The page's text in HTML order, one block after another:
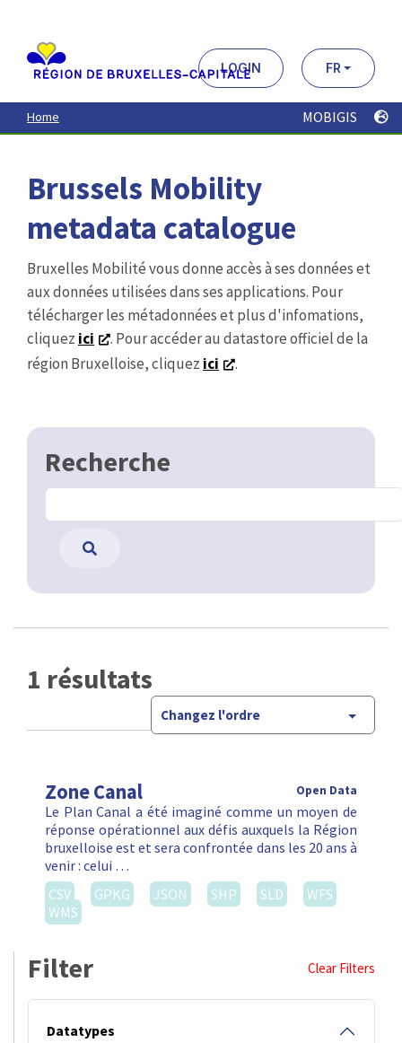
contenu
principal
LOGIN FR
Home MOBIGIS
Brussels Mobility
metadata catalogue
Bruxelles Mobilité vous donne accès à ses données et
aux données utilisées dans ses applications. Pour
télécharger les métadonnées et plus d'infomations,
cliquez ici
. Pour accéder au datastore officiel de la
région Bruxelloise, cliquez ici .
Recherche
1 résultats
Changez l'ordre
Zone Canal Open Data
Le Plan Canal a été imaginé comme un moyen de
réponse opérationnel aux défis auxquels la Région
bruxelloise est et sera confrontée dans les 20 ans à
venir : celui …
CSV
GPKG JSON SHP SLD
WFS
WMS
Filter Clear Filters
Datatypes